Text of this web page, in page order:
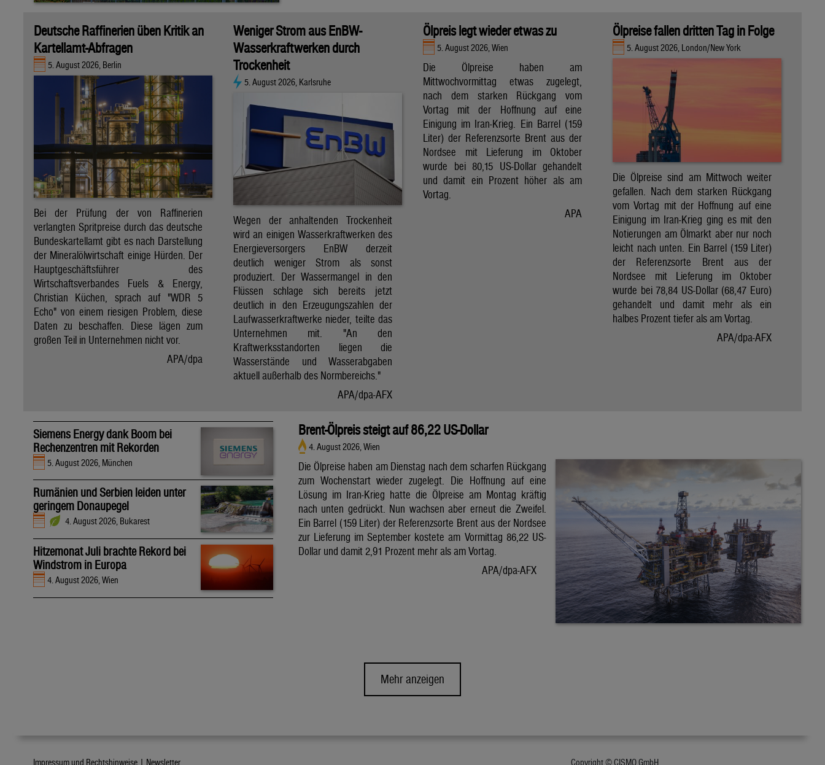
Deutsche Raffinerien üben Kritik an
Kartellamt-Abfragen
5. August 2026, Berlin
Bei der Prüfung der von Raffinerien
verlangten Spritpreise durch das deutsche
Bundeskartellamt gibt es nach Darstellung
der Mineralölwirtschaft einige Hürden. Der
Hauptgeschäftsführer des
Wirtschaftsverbandes Fuels & Energy,
Christian Küchen, sprach auf "WDR 5
Echo" von einem riesigen Problem, diese
Daten zu beschaffen. Diese lägen zum
großen Teil in Unternehmen nicht vor.
APA/dpa
Weniger Strom aus EnBW-
Wasserkraftwerken durch
Trockenheit
5. August 2026, Karlsruhe
Wegen der anhaltenden Trockenheit
wird an einigen Wasserkraftwerken des
Energieversorgers EnBW derzeit
deutlich weniger Strom als sonst
produziert. Der Wassermangel in den
Flüssen schlage sich bereits jetzt
deutlich in den Erzeugungszahlen der
Laufwasserkraftwerke nieder, teilte das
Unternehmen mit. "An den
Kraftwerksstandorten liegen die
Wasserstände und Wasserabgaben
aktuell außerhalb des Normbereichs."
APA/dpa-AFX
Ölpreis legt wieder etwas zu
5. August 2026, Wien
Die Ölpreise haben am
Mittwochvormittag etwas zugelegt,
nach dem starken Rückgang vom
Vortag mit der Hoffnung auf eine
Einigung im Iran-Krieg. Ein Barrel (159
Liter) der Referenzsorte Brent aus der
Nordsee mit Lieferung im Oktober
wurde bei 80,15 US-Dollar gehandelt
und damit ein Prozent höher als am
Vortag.
APA
Ölpreise fallen dritten Tag in Folge
5. August 2026, London/New York
Die Ölpreise sind am Mittwoch weiter
gefallen. Nach dem starken Rückgang
vom Vortag mit der Hoffnung auf eine
Einigung im Iran-Krieg ging es mit den
Notierungen am Ölmarkt aber nur noch
leicht nach unten. Ein Barrel (159 Liter)
der Referenzsorte Brent aus der
Nordsee mit Lieferung im Oktober
wurde bei 78,84 US-Dollar (68,47 Euro)
gehandelt und damit mehr als ein
halbes Prozent tiefer als am Vortag.
APA/dpa-AFX
Siemens Energy dank Boom bei
Rechenzentren mit Rekorden
5. August 2026, München
Rumänien und Serbien leiden unter
geringem Donaupegel
4. August 2026, Bukarest
Hitzemonat Juli brachte Rekord bei
Windstrom in Europa
4. August 2026, Wien
Brent-Ölpreis steigt auf 86,22 US-Dollar
4. August 2026, Wien
Die Ölpreise haben am Dienstag nach dem scharfen Rückgang
zum Wochenstart wieder zugelegt. Die Hoffnung auf eine
Lösung im Iran-Krieg hatte die Ölpreise am Montag kräftig
nach unten gedrückt. Nun wachsen aber erneut die Zweifel.
Ein Barrel (159 Liter) der Referenzsorte Brent aus der Nordsee
zur Lieferung im September kostete am Vormittag 86,22 US-
Dollar und damit 2,91 Prozent mehr als am Vortag.
APA/dpa-AFX
Mehr anzeigen
Impressum und Rechtshinweise | Newsletter Copyright © CISMO GmbH